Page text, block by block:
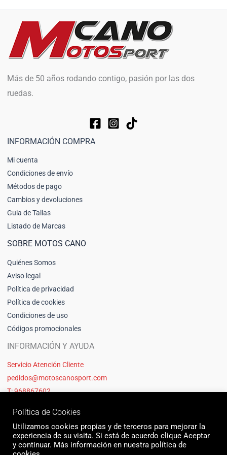
Más de 50 años rodando contigo, pasión por las dos
ruedas.
INFORMACIÓN COMPRA
Mi cuenta
Condiciones de envío
Métodos de pago
Cambios y devoluciones
Guia de Tallas
Listado de Marcas
SOBRE MOTOS CANO
Quiénes Somos
Aviso legal
Política de privacidad
Política de cookies
Condiciones de uso
Códigos promocionales
INFORMACIÓN Y AYUDA
Servicio Atención Cliente
pedidos@motoscanosport.com
T: 968867602
Política de Cookies
Utilizamos cookies propias y de terceros para mejorar la
experiencia de su visita. Si está de acuerdo clique Aceptar
y continuar. Más información en nuestra política de